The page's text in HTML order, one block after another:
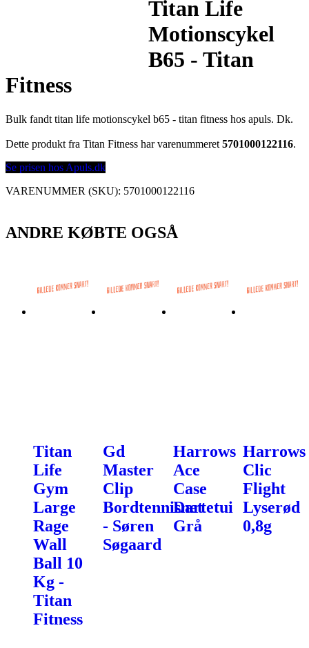
Titan Life
Motionscykel
B65 - Titan
Fitness
Bulk fandt titan life motionscykel b65 - titan fitness hos apuls. Dk.
Dette produkt fra Titan Fitness har varenummeret 5701000122116.
Se prisen hos Apuls.dk
VARENUMMER (SKU): 5701000122116
ANDRE KØBTE OGSÅ
Titan
Life
Gym
Large
Rage
Wall
Ball 10
Kg -
Titan
Fitness
Gd
Master
Clip
Bordtennisnet
- Søren
Søgaard
Harrows
Ace
Case
Dartetui
Grå
Harrows
Clic
Flight
Lyserød
0,8g